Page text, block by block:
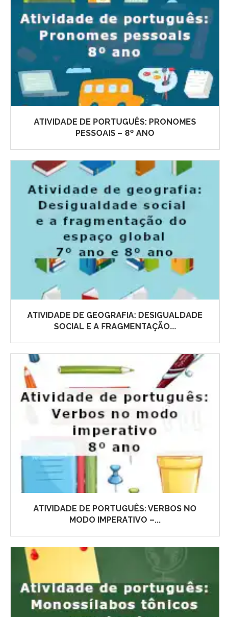
ATIVIDADE DE PORTUGUÊS: PRONOMES
PESSOAIS – 8º ANO
ATIVIDADE DE GEOGRAFIA: DESIGUALDADE
SOCIAL E A FRAGMENTAÇÃO...
ATIVIDADE DE PORTUGUÊS: VERBOS NO
MODO IMPERATIVO –...